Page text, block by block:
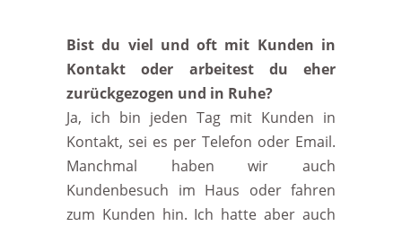
Bist du viel und oft mit Kunden in
Kontakt oder arbeitest du eher
zurückgezogen und in Ruhe?
Ja, ich bin jeden Tag mit Kunden in
Kontakt, sei es per Telefon oder Email.
Manchmal haben wir auch
Kundenbesuch im Haus oder fahren
zum Kunden hin. Ich hatte aber auch